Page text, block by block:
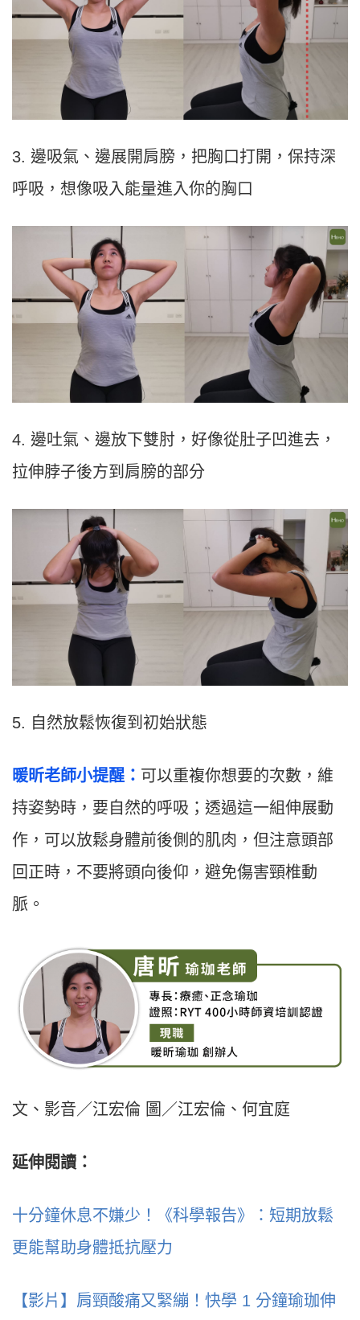
3. 邊吸氣、邊展開肩膀，把胸口打開，保持深
呼吸，想像吸入能量進入你的胸口
4. 邊吐氣、邊放下雙肘，好像從肚子凹進去，
拉伸脖子後方到肩膀的部分
5. 自然放鬆恢復到初始狀態
暖昕老師小提醒： 可以重複你想要的次數，維
持姿勢時，要自然的呼吸；透過這一組伸展動
作，可以放鬆身體前後側的肌肉，但注意頭部
回正時，不要將頭向後仰，避免傷害頸椎動
脈。
文、影音／江宏倫 圖／江宏倫、何宜庭
延伸閱讀：
十分鐘休息不嫌少！《科學報告》：短期放鬆
更能幫助身體抵抗壓力
【影片】肩頸酸痛又緊繃！快學 1 分鐘瑜珈伸